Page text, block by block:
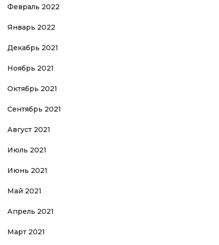
Февраль 2022
Январь 2022
Декабрь 2021
Ноябрь 2021
Октябрь 2021
Сентябрь 2021
Август 2021
Июль 2021
Июнь 2021
Май 2021
Апрель 2021
Март 2021